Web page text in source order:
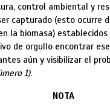
control ambiental y
capturado (esto ocurre
la biomasa)
de orgullo encontrar
aún y visibilizar el
1).
NOTA